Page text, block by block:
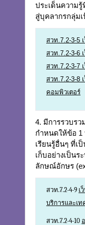
ประเด็นความ
สู่บุคลากรกลุ่ม
สวท.7.2-3-5
สวท.7.2-3-6
สวท.7.2-3-7
สวท.7.2-3-8
คอมพิวเตอร์
4. มีการรวบร
กำหนดให้ข้อ
เรียนรู้อื่นๆ ที่
เก็บอย่างเป็นร
ลักษณ์อักษร
สวท.7.2-4-9 เ
บริการและเ
สวท.7.2-4-10